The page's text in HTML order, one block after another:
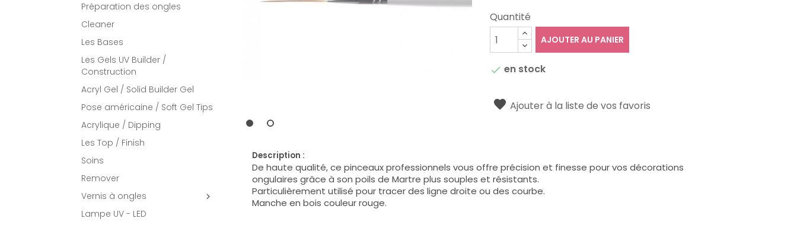
Préparation des ongles
Cleaner
Les Bases
Les Gels UV Builder /
Construction
Acryl Gel / Solid Builder Gel
Pose américaine / Soft Gel Tips
Acrylique / Dipping
Les Top / Finish
Soins
Remover
Vernis à ongles

Lampe UV - LED
Quantité
AJOUTER AU PANIER
 en stock
Ajouter à la liste de vos favoris
Description :
De haute qualité, ce pinceaux professionnels vous offre précision et finesse pour vos décorations
ongulaires grâce à son poils de Martre plus souples et résistants.
Particulièrement utilisé pour tracer des ligne droite ou des courbe.
Manche en bois couleur rouge.